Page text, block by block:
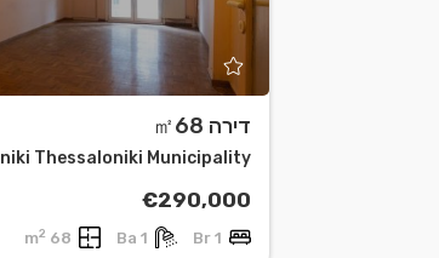
דירה ㎡68
€290,000
1 Br
1 Ba
68 m
2